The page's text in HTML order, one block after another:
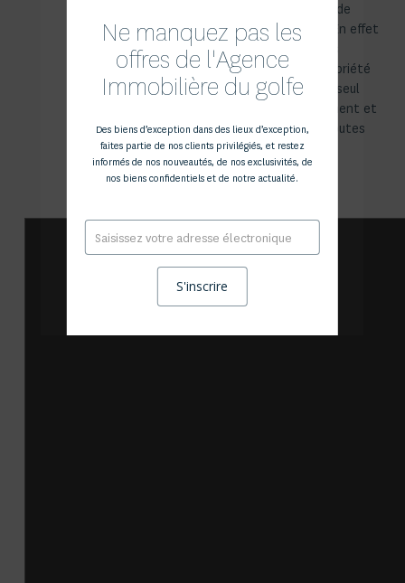
avec pour seule ambition de
combler leurs attentes. En effet
le respect scrupuleux des
principes d’écoute, de sobriété
et de confidentialité est seul
garant d’un conseil pertinent et
fiable. Bonnes visites à toutes
et à tous !
Ne manquez pas les
offres de l'Agence
Immobilière du golfe
Des biens d’exception dans des lieux d’exception,
faites partie de nos clients privilégiés, et restez
informés de nos nouveautés, de nos exclusivités, de
nos biens confidentiels et de notre actualité.
E-
mail
*